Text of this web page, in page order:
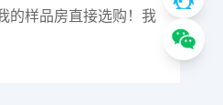
的样品房直接选购！我